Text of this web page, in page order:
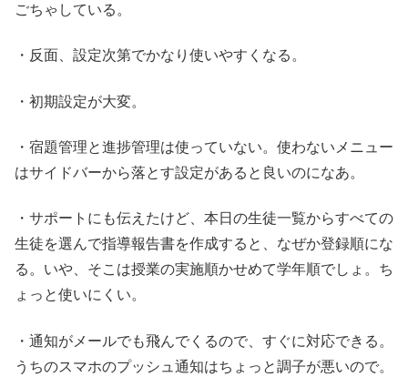
ごちゃしている。
・反面、設定次第でかなり使いやすくなる。
・初期設定が大変。
・宿題管理と進捗管理は使っていない。使わないメニュー
はサイドバーから落とす設定があると良いのになあ。
・サポートにも伝えたけど、本日の生徒一覧からすべての
生徒を選んで指導報告書を作成すると、なぜか登録順にな
る。いや、そこは授業の実施順かせめて学年順でしょ。ち
ょっと使いにくい。
・通知がメールでも飛んでくるので、すぐに対応できる。
うちのスマホのプッシュ通知はちょっと調子が悪いので。